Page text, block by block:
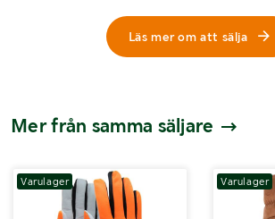
Läs mer om att sälja
Mer från samma säljare
Varulager Varulager